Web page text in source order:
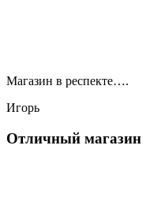
Магазин в респекте….
Игорь
Отличный магазин